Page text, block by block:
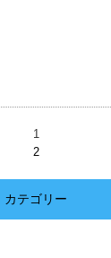
1
2
カテゴリー